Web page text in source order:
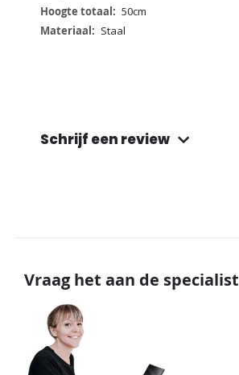
50cm
Staal
Schrijf een review
Vraag het aan de specialist